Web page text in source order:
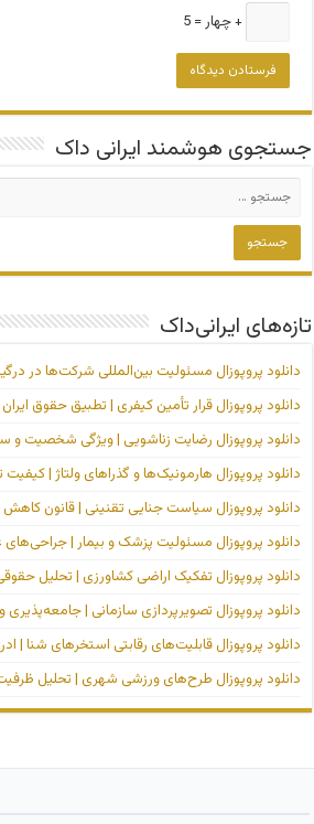
+ چهار = 5
جستجوی هوشمند ایرانی داک
تازه‌های ایرانی‌داک
دانلود پروپوزال مسئولیت بین‌المللی شرکت‌ها در
دانلود پروپوزال قرار تأمین کیفری | تطبیق حقوق
دانلود پروپوزال رضایت زناشویی | ویژگی شخصیت
دانلود پروپوزال هارمونیک‌ها و گذراهای ولتاژ | کیفیت
دانلود پروپوزال سیاست جنایی تقنینی | قانون
دانلود پروپوزال مسئولیت پزشک و بیمار |
دانلود پروپوزال تفکیک اراضی کشاورزی | تحلیل
دانلود پروپوزال تصویرپردازی سازمانی | جامعه‌پذیری
دانلود پروپوزال قابلیت‌های رقابتی استخرهای شنا |
دانلود پروپوزال طرح‌های ورزشی شهری | تحلیل